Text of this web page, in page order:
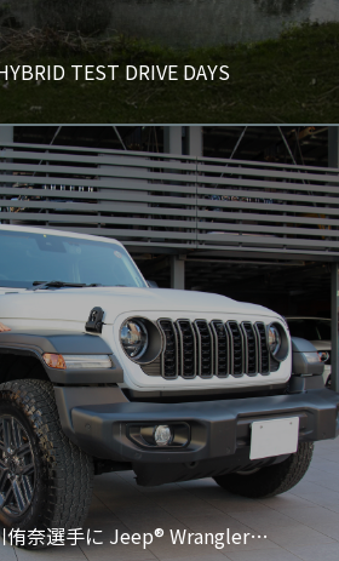
TEST DRIVE DAYS
侑奈選手に Jeep® Wrangler…